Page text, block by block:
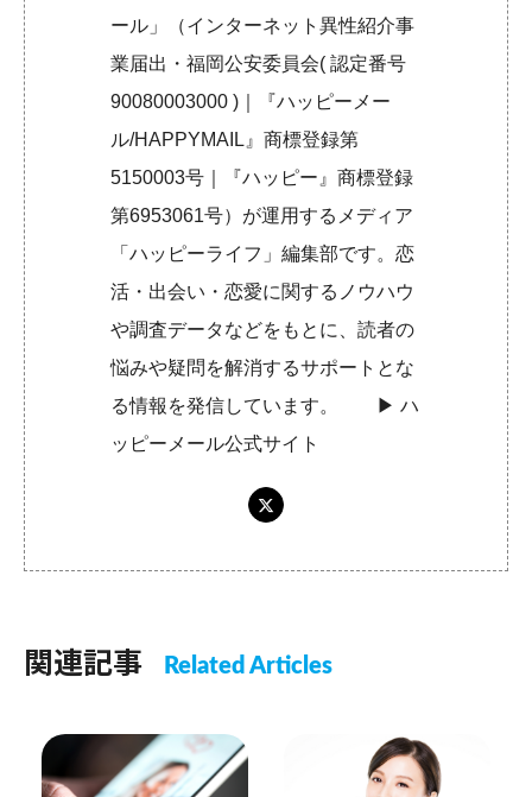
ール」（インターネット異性紹介事
業届出・福岡公安委員会( 認定番号
90080003000 )｜『ハッピーメー
ル/HAPPYMAIL』商標登録第
5150003号｜『ハッピー』商標登録
第6953061号）が運用するメディア
「ハッピーライフ」編集部です。恋
活・出会い・恋愛に関するノウハウ
や調査データなどをもとに、読者の
悩みや疑問を解消するサポートとな
る情報を発信しています。 ▶︎ハ
ッピーメール公式サイト
関連記事 Related Articles